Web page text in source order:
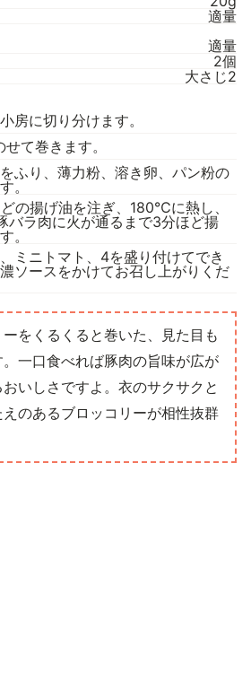
適量
適量
2個
大さじ2
房に切り分けます。
て巻きます。
ふり、薄力粉、溶き卵、パン粉の
。
の揚げ油を注ぎ、180℃に熱し、
バラ肉に火が通るまで3分ほど揚
。
ミニトマト、4を盛り付けてでき
ソースをかけてお召し上がりくだ
をくるくると巻いた、見た目も
一口食べれば豚肉の旨味が広が
いしさですよ。衣のサクサクと
のあるブロッコリーが相性抜群